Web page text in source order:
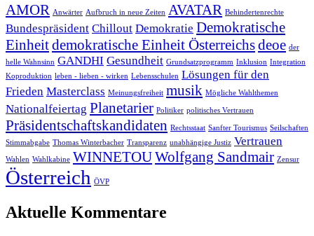
AMOR Anwärter Aufbruch in neue Zeiten AVATAR Behindertenrechte
Bundespräsident Chillout Demokratie Demokratische
Einheitdemokratische Einheit Österreichsdeoe der
helle Wahnsinn GANDHI Gesundheit Grundsatzprogramm Inklusion Integration
Koproduktion leben - lieben - wirken Lebensschulen Lösungen für den
Frieden Masterclass Meinungsfreiheit musik Mögliche Wahlthemen
Nationalfeiertag Planetarier Politiker politisches Vertrauen
Präsidentschaftskandidaten Rechtsstaat Sanfter Tourismus Seilschaften
Stimmabgabe Thomas Winterbacher Transparenz unabhängige Justiz Vertrauen
Wahlen Wahlkabine WINNETOUWolfgang Sandmair Zensur
Österreich ÖVP
Aktuelle Kommentare